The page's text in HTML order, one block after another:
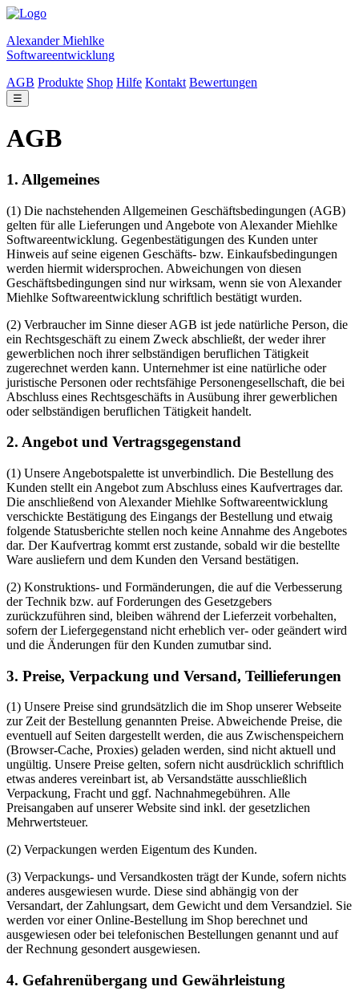
Alexander Miehlke
Softwareentwicklung
AGB Produkte Shop Hilfe Kontakt Bewertungen
☰
AGB
1. Allgemeines
(1) Die nachstehenden Allgemeinen Geschäftsbedingungen (AGB)
gelten für alle Lieferungen und Angebote von Alexander Miehlke
Softwareentwicklung. Gegenbestätigungen des Kunden unter
Hinweis auf seine eigenen Geschäfts- bzw. Einkaufsbedingungen
werden hiermit widersprochen. Abweichungen von diesen
Geschäftsbedingungen sind nur wirksam, wenn sie von Alexander
Miehlke Softwareentwicklung schriftlich bestätigt wurden.
(2) Verbraucher im Sinne dieser AGB ist jede natürliche Person, die
ein Rechtsgeschäft zu einem Zweck abschließt, der weder ihrer
gewerblichen noch ihrer selbständigen beruflichen Tätigkeit
zugerechnet werden kann. Unternehmer ist eine natürliche oder
juristische Personen oder rechtsfähige Personengesellschaft, die bei
Abschluss eines Rechtsgeschäfts in Ausübung ihrer gewerblichen
oder selbständigen beruflichen Tätigkeit handelt.
2. Angebot und Vertragsgegenstand
(1) Unsere Angebotspalette ist unverbindlich. Die Bestellung des
Kunden stellt ein Angebot zum Abschluss eines Kaufvertrages dar.
Die anschließend von Alexander Miehlke Softwareentwicklung
verschickte Bestätigung des Eingangs der Bestellung und etwaig
folgende Statusberichte stellen noch keine Annahme des Angebotes
dar. Der Kaufvertrag kommt erst zustande, sobald wir die bestellte
Ware ausliefern und dem Kunden den Versand bestätigen.
(2) Konstruktions- und Formänderungen, die auf die Verbesserung
der Technik bzw. auf Forderungen des Gesetzgebers
zurückzuführen sind, bleiben während der Lieferzeit vorbehalten,
sofern der Liefergegenstand nicht erheblich ver- oder geändert wird
und die Änderungen für den Kunden zumutbar sind.
3. Preise, Verpackung und Versand, Teillieferungen
(1) Unsere Preise sind grundsätzlich die im Shop unserer Webseite
zur Zeit der Bestellung genannten Preise. Abweichende Preise, die
eventuell auf Seiten dargestellt werden, die aus Zwischenspeichern
(Browser-Cache, Proxies) geladen werden, sind nicht aktuell und
ungültig. Unsere Preise gelten, sofern nicht ausdrücklich schriftlich
etwas anderes vereinbart ist, ab Versandstätte ausschließlich
Verpackung, Fracht und ggf. Nachnahmegebühren. Alle
Preisangaben auf unserer Website sind inkl. der gesetzlichen
Mehrwertsteuer.
(2) Verpackungen werden Eigentum des Kunden.
(3) Verpackungs- und Versandkosten trägt der Kunde, sofern nichts
anderes ausgewiesen wurde. Diese sind abhängig von der
Versandart, der Zahlungsart, dem Gewicht und dem Versandziel. Sie
werden vor einer Online-Bestellung im Shop berechnet und
ausgewiesen oder bei telefonischen Bestellungen genannt und auf
der Rechnung gesondert ausgewiesen.
4. Gefahrenübergang und Gewährleistung